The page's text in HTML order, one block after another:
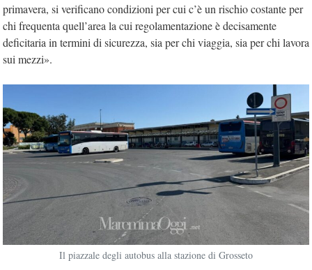
primavera, si verificano condizioni per cui c’è un rischio costante per
chi frequenta quell’area la cui regolamentazione è decisamente
deficitaria in termini di sicurezza, sia per chi viaggia, sia per chi lavora
sui mezzi».
Il piazzale degli autobus alla stazione di Grosseto